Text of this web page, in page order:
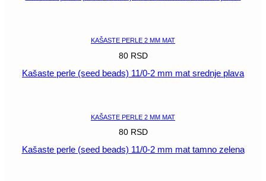
KAŠASTE PERLE 2 MM MAT
80 RSD
Kašaste perle (seed beads) 11/0-2 mm mat srednje plava
KAŠASTE PERLE 2 MM MAT
80 RSD
Kašaste perle (seed beads) 11/0-2 mm mat tamno zelena